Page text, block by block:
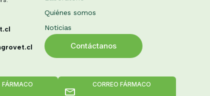
Quiénes somos
Noticias
Contáctanos
FÁRMACO
CORREO FÁRMACO